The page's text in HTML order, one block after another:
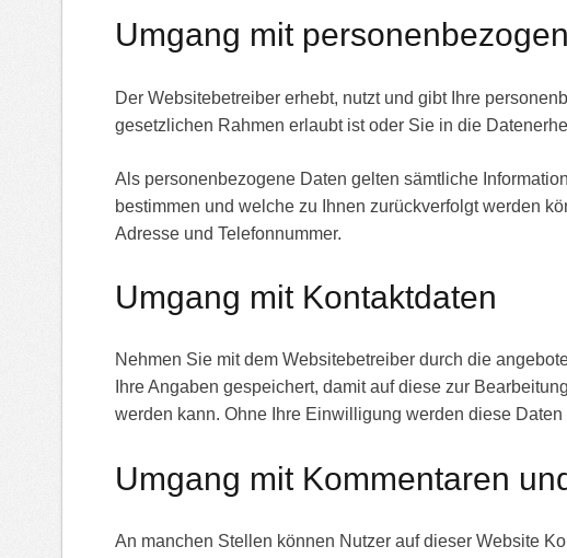
Umgang mit
Der Websitebetreiber erhebt, nutzt und gibt Ihre
gesetzlichen Rahmen erlaubt ist oder Sie in die
Als personenbezogene Daten gelten sämtliche
bestimmen und welche zu Ihnen zurückverfolgt werden
Adresse und Telefonnummer.
Umgang mit Kontaktdaten
Nehmen Sie mit dem Websitebetreiber durch die
Ihre Angaben gespeichert, damit auf diese zur
werden kann. Ohne Ihre Einwilligung werden diese
Umgang mit Kommentaren
An manchen Stellen können Nutzer auf dieser Website